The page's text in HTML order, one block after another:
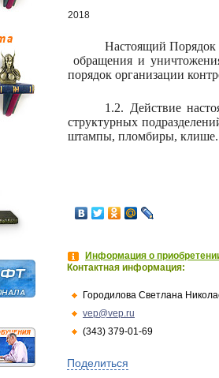
2018
Настоящий Порядок
обращения и
порядок организации
1.2. Действие
структурных
штампы, пломбиры, клише.
Информация о
Контактная информация:
Городилова Светлана
vep@vep.ru
(343) 379-01-69
Поделиться